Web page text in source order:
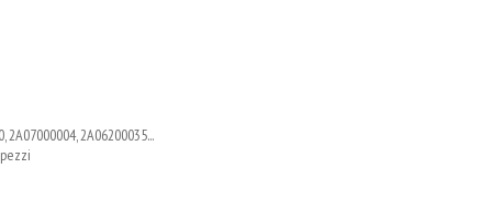
2A07000004, 2A06200035...